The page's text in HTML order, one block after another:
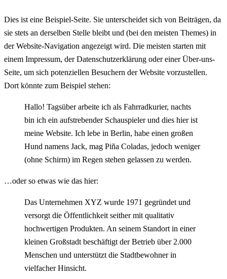
Dies ist eine Beispiel-Seite. Sie unterscheidet sich von Beiträgen, da
sie stets an derselben Stelle bleibt und (bei den meisten Themes) in
der Website-Navigation angezeigt wird. Die meisten starten mit
einem Impressum, der Datenschutzerklärung oder einer Über-uns-
Seite, um sich potenziellen Besuchern der Website vorzustellen.
Dort könnte zum Beispiel stehen:
Hallo! Tagsüber arbeite ich als Fahrradkurier, nachts
bin ich ein aufstrebender Schauspieler und dies hier ist
meine Website. Ich lebe in Berlin, habe einen großen
Hund namens Jack, mag Piña Coladas, jedoch weniger
(ohne Schirm) im Regen stehen gelassen zu werden.
…oder so etwas wie das hier:
Das Unternehmen XYZ wurde 1971 gegründet und
versorgt die Öffentlichkeit seither mit qualitativ
hochwertigen Produkten. An seinem Standort in einer
kleinen Großstadt beschäftigt der Betrieb über 2.000
Menschen und unterstützt die Stadtbewohner in
vielfacher Hinsicht.